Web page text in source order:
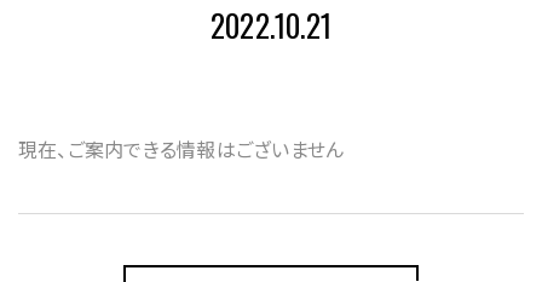
2022.10.21
現在、ご案内できる情報はございません